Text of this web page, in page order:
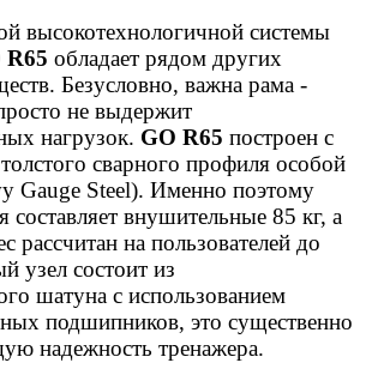
высокотехнологичной системы
R65 обладает рядом других
Безусловно, важна рама -
не выдержит
нагрузок. GO R65 построен с
сварного профиля особой
Gauge Steel). Именно поэтому
составляет внушительные 85 кг, а
рассчитан на пользователей до
узел состоит из
шатуна с использованием
подшипников, это существенно
надежность тренажера.